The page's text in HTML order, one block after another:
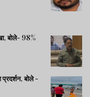
बोले- 98%
प्रदर्शन, बोले -